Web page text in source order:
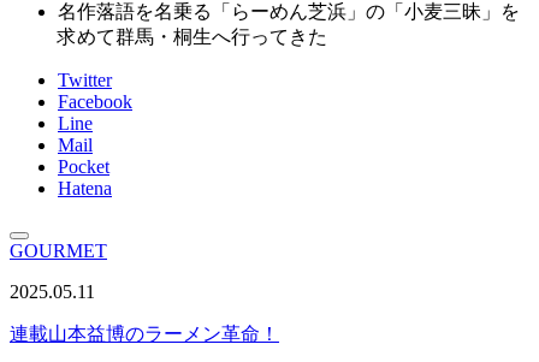
名作落語を名乗る「らーめん芝浜」の「小麦三昧」を
求めて群馬・桐生へ行ってきた
Twitter
Facebook
Line
Mail
Pocket
Hatena
GOURMET
2025.05.11
連載山本益博のラーメン革命！